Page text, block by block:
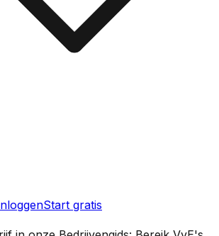
Start gratis